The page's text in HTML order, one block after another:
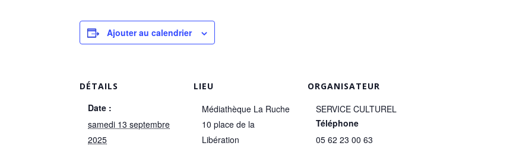
Ajouter au calendrier
DÉTAILS
Date :
samedi 13 septembre
2025
LIEU
Médiathèque La Ruche
10 place de la
Libération
ORGANISATEUR
SERVICE CULTUREL
Téléphone
05 62 23 00 63